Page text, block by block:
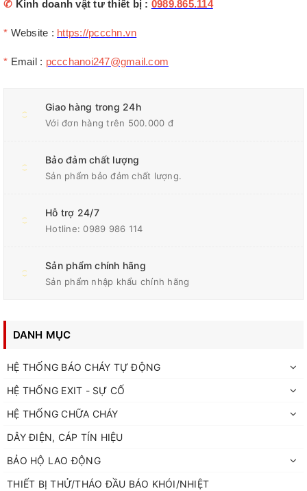
✆ Kinh doanh vật tư thiết bị : 0989.865.114
* Website : https://pccchn.vn
* Email : pccchanoi247@gmail.com
Giao hàng trong 24h
Với đơn hàng trên 500.000 đ
Bảo đảm chất lượng
Sản phẩm bảo đảm chất lượng.
Hỗ trợ 24/7
Hotline:0989 986 114
Sản phẩm chính hãng
Sản phẩm nhập khẩu chính hãng
DANH MỤC
HỆ THỐNG BÁO CHÁY TỰ ĐỘNG
HỆ THỐNG EXIT - SỰ CỐ
HỆ THỐNG CHỮA CHÁY
DÂY ĐIỆN, CÁP TÍN HIỆU
BẢO HỘ LAO ĐỘNG
THIẾT BỊ THỬ/THÁO ĐẦU BÁO KHÓI/NHIỆT